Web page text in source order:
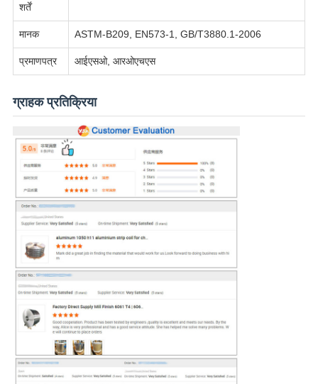
शर्तें
मानक ASTM-B209, EN573-1, GB/T3880.1-2006
प्रमाणपत्र आईएसओ, आरओएचएस
ग्राहक प्रतिक्रिया